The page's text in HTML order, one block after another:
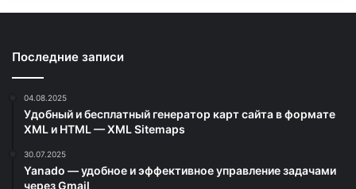
Последние записи
04.08.2025
Удобный и бесплатный генератор карт сайта в формате
XML и HTML — XML Sitemaps
30.07.2025
Yanado — удобное и эффективное управление задачами
через Gmail